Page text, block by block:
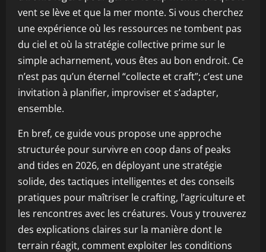
vent se lève et que la mer monte. Si vous cherchez
une expérience où les ressources ne tombent pas
du ciel et où la stratégie collective prime sur le
simple acharnement, vous êtes au bon endroit. Ce
n’est pas qu’un éternel “collecte et craft”; c’est une
invitation à planifier, improviser et s’adapter,
ensemble.
En bref, ce guide vous propose une approche
structurée pour survivre en coop dans of peaks
and tides en 2026, en déployant une stratégie
solide, des tactiques intelligentes et des conseils
pratiques pour maîtriser le crafting, l’agriculture et
les rencontres avec les créatures. Vous y trouverez
des explications claires sur la manière dont le
terrain réagit, comment exploiter les conditions